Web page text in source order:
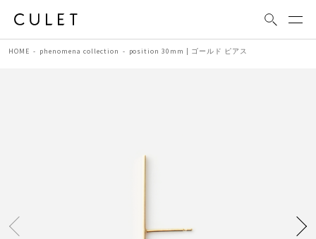
HOME phenomena collection position 30mm | ゴールド ピアス